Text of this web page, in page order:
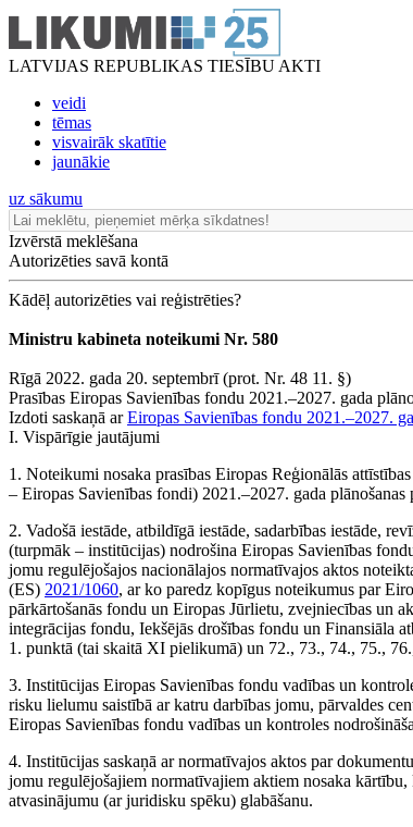
LATVIJAS REPUBLIKAS TIESĪBU AKTI
veidi
tēmas
visvairāk skatītie
jaunākie
uz sākumu
Izvērstā meklēšana
Autorizēties savā kontā
Kādēļ autorizēties vai reģistrēties?
Ministru kabineta noteikumi Nr. 580
Rīgā 2022. gada 20. septembrī (prot. Nr. 48 11. §)
Prasības Eiropas Savienības fondu 2021.–2027. gada
Izdoti saskaņā arEiropas Savienības fondu 2021.–2027.
I. Vispārīgie jautājumi
1. Noteikumi nosaka prasības Eiropas Reģionālās
– Eiropas Savienības fondi) 2021.–2027. gada
2. Vadošā iestāde, atbildīgā iestāde, sadarbības iestāde,
(turpmāk – institūcijas) nodrošina Eiropas Savienības
jomu regulējošajos nacionālajos normatīvajos aktos
(ES) 2021/1060, ar ko paredz kopīgus noteikumus par
pārkārtošanās fondu un Eiropas Jūrlietu, zvejniecības un
integrācijas fondu, Iekšējās drošības fondu un Finansiāla
1. punktā (tai skaitā XI pielikumā) un 72., 73., 74., 75.,
3. Institūcijas Eiropas Savienības fondu vadības un
risku lielumu saistībā ar katru darbības jomu, pārvaldes
Eiropas Savienības fondu vadības un kontroles
4. Institūcijas saskaņā ar normatīvajos aktos par
jomu regulējošajiem normatīvajiem aktiem nosaka
atvasinājumu (ar juridisku spēku) glabāšanu.